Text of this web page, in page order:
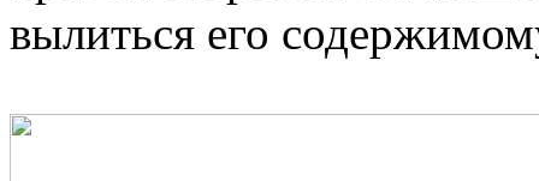
вылиться его